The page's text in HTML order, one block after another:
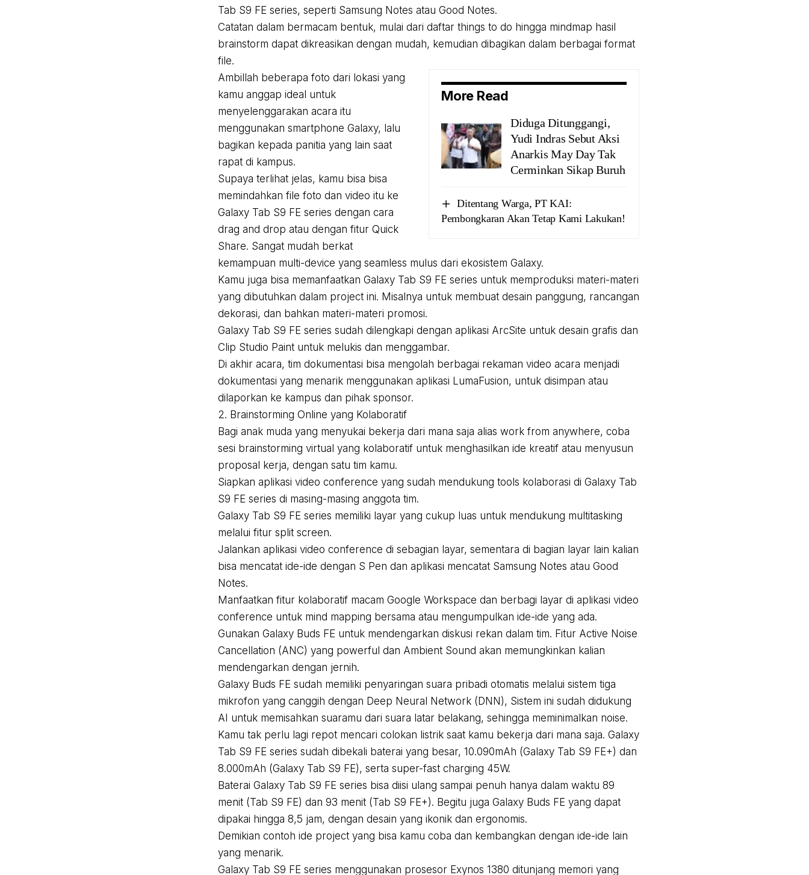
Tab S9 FE series, seperti Samsung Notes atau Good Notes.
Catatan dalam bermacam bentuk, mulai dari daftar things to do hingga mindmap hasil
brainstorm dapat dikreasikan dengan mudah, kemudian dibagikan dalam berbagai format
file.
More Read
Diduga Ditunggangi,
Yudi Indras Sebut Aksi
Anarkis May Day Tak
Cerminkan Sikap Buruh
Ditentang Warga, PT KAI:
Pembongkaran Akan Tetap Kami Lakukan!
Ambillah beberapa foto dari lokasi yang
kamu anggap ideal untuk
menyelenggarakan acara itu
menggunakan smartphone Galaxy, lalu
bagikan kepada panitia yang lain saat
rapat di kampus.
Supaya terlihat jelas, kamu bisa bisa
memindahkan file foto dan video itu ke
Galaxy Tab S9 FE series dengan cara
drag and drop atau dengan fitur Quick
Share. Sangat mudah berkat
kemampuan multi-device yang seamless mulus dari ekosistem Galaxy.
Kamu juga bisa memanfaatkan Galaxy Tab S9 FE series untuk memproduksi materi-materi
yang dibutuhkan dalam project ini. Misalnya untuk membuat desain panggung, rancangan
dekorasi, dan bahkan materi-materi promosi.
Galaxy Tab S9 FE series sudah dilengkapi dengan aplikasi ArcSite untuk desain grafis dan
Clip Studio Paint untuk melukis dan menggambar.
Di akhir acara, tim dokumentasi bisa mengolah berbagai rekaman video acara menjadi
dokumentasi yang menarik menggunakan aplikasi LumaFusion, untuk disimpan atau
dilaporkan ke kampus dan pihak sponsor.
2. Brainstorming Online yang Kolaboratif
Bagi anak muda yang menyukai bekerja dari mana saja alias work from anywhere, coba
sesi brainstorming virtual yang kolaboratif untuk menghasilkan ide kreatif atau menyusun
proposal kerja, dengan satu tim kamu.
Siapkan aplikasi video conference yang sudah mendukung tools kolaborasi di Galaxy Tab
S9 FE series di masing-masing anggota tim.
Galaxy Tab S9 FE series memiliki layar yang cukup luas untuk mendukung multitasking
melalui fitur split screen.
Jalankan aplikasi video conference di sebagian layar, sementara di bagian layar lain kalian
bisa mencatat ide-ide dengan S Pen dan aplikasi mencatat Samsung Notes atau Good
Notes.
Manfaatkan fitur kolaboratif macam Google Workspace dan berbagi layar di aplikasi video
conference untuk mind mapping bersama atau mengumpulkan ide-ide yang ada.
Gunakan Galaxy Buds FE untuk mendengarkan diskusi rekan dalam tim. Fitur Active Noise
Cancellation (ANC) yang powerful dan Ambient Sound akan memungkinkan kalian
mendengarkan dengan jernih.
Galaxy Buds FE sudah memiliki penyaringan suara pribadi otomatis melalui sistem tiga
mikrofon yang canggih dengan Deep Neural Network (DNN), Sistem ini sudah didukung
AI untuk memisahkan suaramu dari suara latar belakang, sehingga meminimalkan noise.
Kamu tak perlu lagi repot mencari colokan listrik saat kamu bekerja dari mana saja. Galaxy
Tab S9 FE series sudah dibekali baterai yang besar, 10.090mAh (Galaxy Tab S9 FE+) dan
8.000mAh (Galaxy Tab S9 FE), serta super-fast charging 45W.
Baterai Galaxy Tab S9 FE series bisa diisi ulang sampai penuh hanya dalam waktu 89
menit (Tab S9 FE) dan 93 menit (Tab S9 FE+). Begitu juga Galaxy Buds FE yang dapat
dipakai hingga 8,5 jam, dengan desain yang ikonik dan ergonomis.
Demikian contoh ide project yang bisa kamu coba dan kembangkan dengan ide-ide lain
yang menarik.
Galaxy Tab S9 FE series menggunakan prosesor Exynos 1380 ditunjang memori yang